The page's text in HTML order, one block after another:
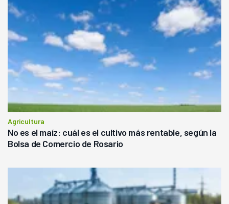
Agricultura
No es el maíz: cuál es el cultivo más rentable, según la
Bolsa de Comercio de Rosario